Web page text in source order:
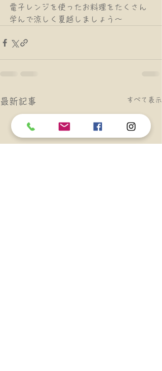
電子レンジを使ったお料理をたくさん
学んで涼しく夏越しましょう〜
最新記事 すべて表示